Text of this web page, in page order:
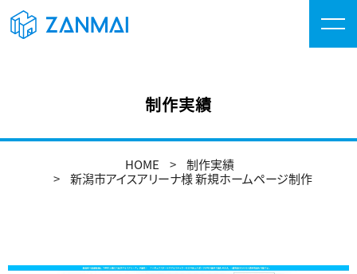
制作実績
HOME
制作実績
新潟市アイスアリーナ様 新規ホームページ制作